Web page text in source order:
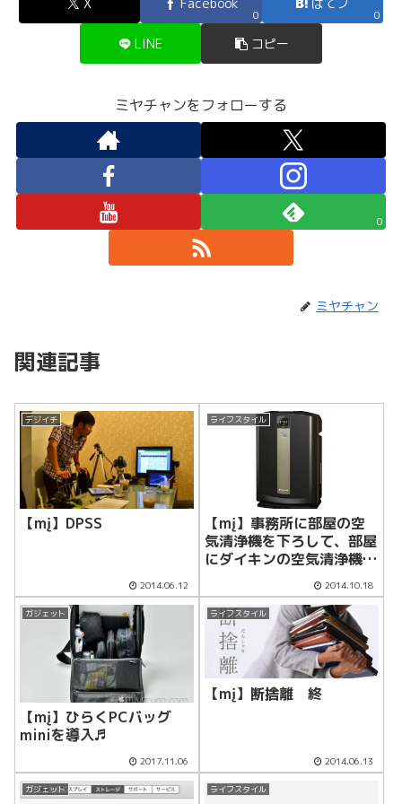
X Facebook
0
はてブ
0
LINE コピー
ミヤチャンをフォローする
0
ミヤチャン
関連記事
デジイチ
【mį】DPSS
2014.06.12
ライフスタイル
【mį】事務所に部屋の空
気清浄機を下ろして、部屋
にダイキンの空気清浄機
MCK70P-Tを新調してみ
た
2014.10.18
ガジェット
【mį】ひらくPCバッグ
miniを導入♬
2017.11.06
ライフスタイル
【mį】断捨離 終
2014.06.13
ガジェット ライフスタイル